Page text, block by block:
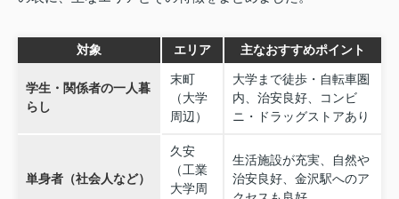
対象 エリア 主なおすすめポイント
学生・関係者の一人暮
らし
末町
（大学
周辺）
大学まで徒歩・自転車圏
内、治安良好、コンビ
ニ・ドラッグストアあり
単身者（社会人など）
久安
（工業
大学周
生活施設が充実、自然や
治安良好、金沢駅へのア